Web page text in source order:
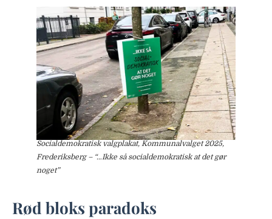
Socialdemokratisk valgplakat, Kommunalvalget 2025,
Frederiksberg – “…Ikke så socialdemokratisk at det gør
noget”
Rød bloks paradoks